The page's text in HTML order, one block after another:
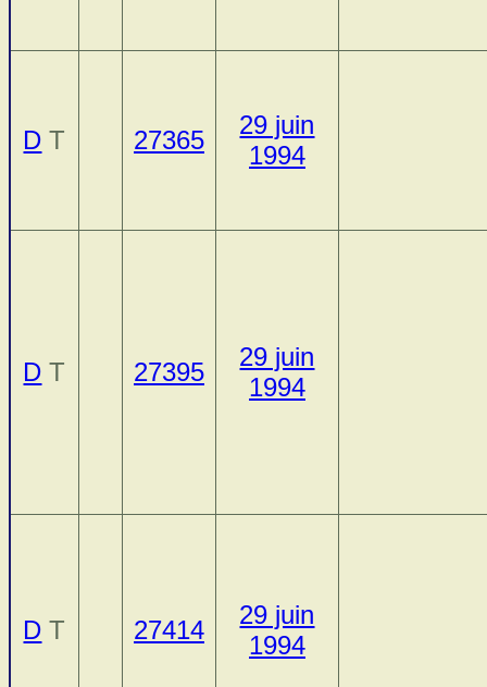
D T 27365
29 juin
1994
D T 27395
29 juin
1994
D T 27414
29 juin
1994